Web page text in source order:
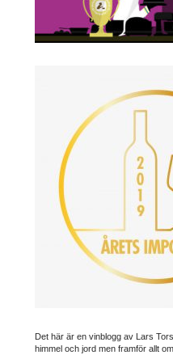
Det här är en vinblogg av Lars
himmel och jord men framför allt